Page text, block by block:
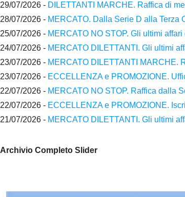
29/07/2026 - DILETTANTI MARCHE. Raffica di
28/07/2026 - MERCATO. Dalla Serie D alla Terza
25/07/2026 - MERCATO NO STOP. Gli ultimi
24/07/2026 - MERCATO DILETTANTI. Gli ultimi
23/07/2026 - MERCATO DILETTANTI MARCHE.
23/07/2026 - ECCELLENZA e PROMOZIONE.
22/07/2026 - MERCATO NO STOP. Raffica dalla
22/07/2026 - ECCELLENZA e PROMOZIONE.
21/07/2026 - MERCATO DILETTANTI. Gli ultimi
Archivio Completo Slider